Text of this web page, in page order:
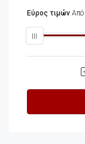
Εύρος τιμών Από